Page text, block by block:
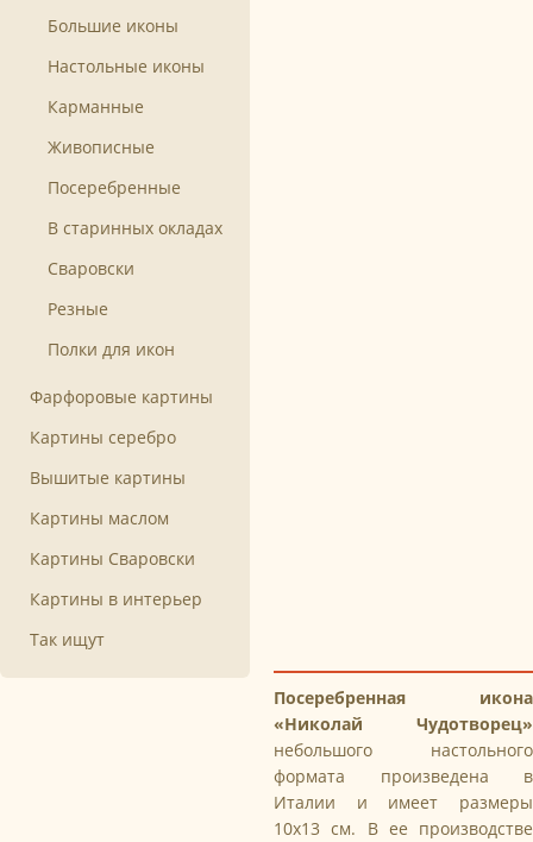
Большие иконы
Настольные иконы
Карманные
Живописные
Посеребренные
В старинных окладах
Сваровски
Резные
Полки для икон
Фарфоровые картины
Картины серебро
Вышитые картины
Картины маслом
Картины Сваровски
Картины в интерьер
Так ищут
Посеребренная икона
«Николай Чудотворец»
небольшого настольного
формата произведена в
Италии и имеет размеры
10х13 см. В ее производстве